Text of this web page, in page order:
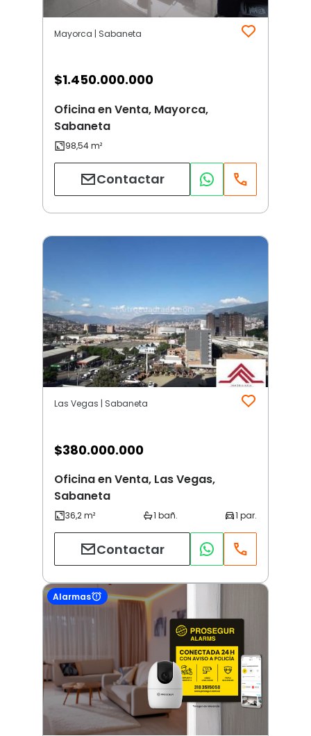
Mayorca | Sabaneta
$1.450.000.000
Oficina en Venta, Mayorca,
Sabaneta
Contactar
Las Vegas | Sabaneta
$380.000.000
Oficina en Venta, Las Vegas,
Sabaneta
Contactar
Alarmas